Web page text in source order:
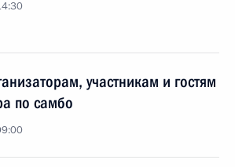
участникам и гостям
по самбо